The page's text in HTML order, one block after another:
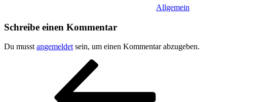
Allgemein
Schreibe einen Kommentar
Du musst angemeldet sein, um einen Kommentar abzugeben.
Beitragsnavigation